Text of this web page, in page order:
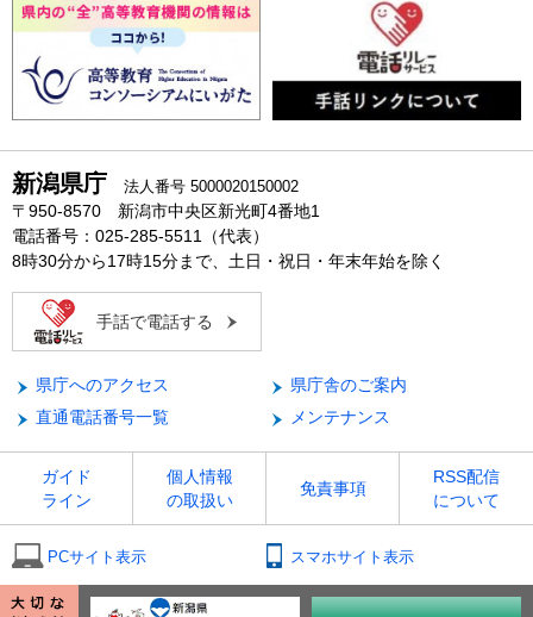
新潟県庁 法人番号 5000020150002
〒950-8570 新潟市中央区新光町4番地1
電話番号：025-285-5511（代表）
8時30分から17時15分まで、土日・祝日・年末年始を除く
手話で電話する
県庁へのアクセス
県庁舎のご案内
直通電話番号一覧
メンテナンス
ガイド
ライン
個人情報
の取扱い
免責事項
RSS配信
について
PCサイト表示 スマホサイト表示